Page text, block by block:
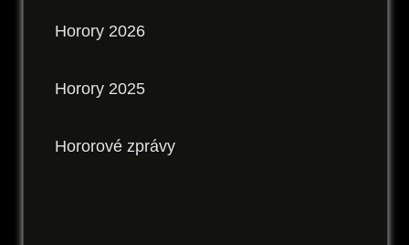
Horory 2026
Horory 2025
Hororové zprávy